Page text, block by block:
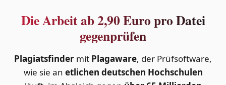
Die Arbeit ab 2,90 Euro pro Datei
gegenprüfen
Plagiatsfinder mit Plagaware, der Prüfsoftware,
wie sie an etlichen deutschen Hochschulen